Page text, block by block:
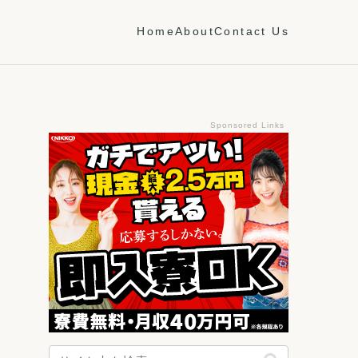
HomeAboutContact Us
Sponsored Links